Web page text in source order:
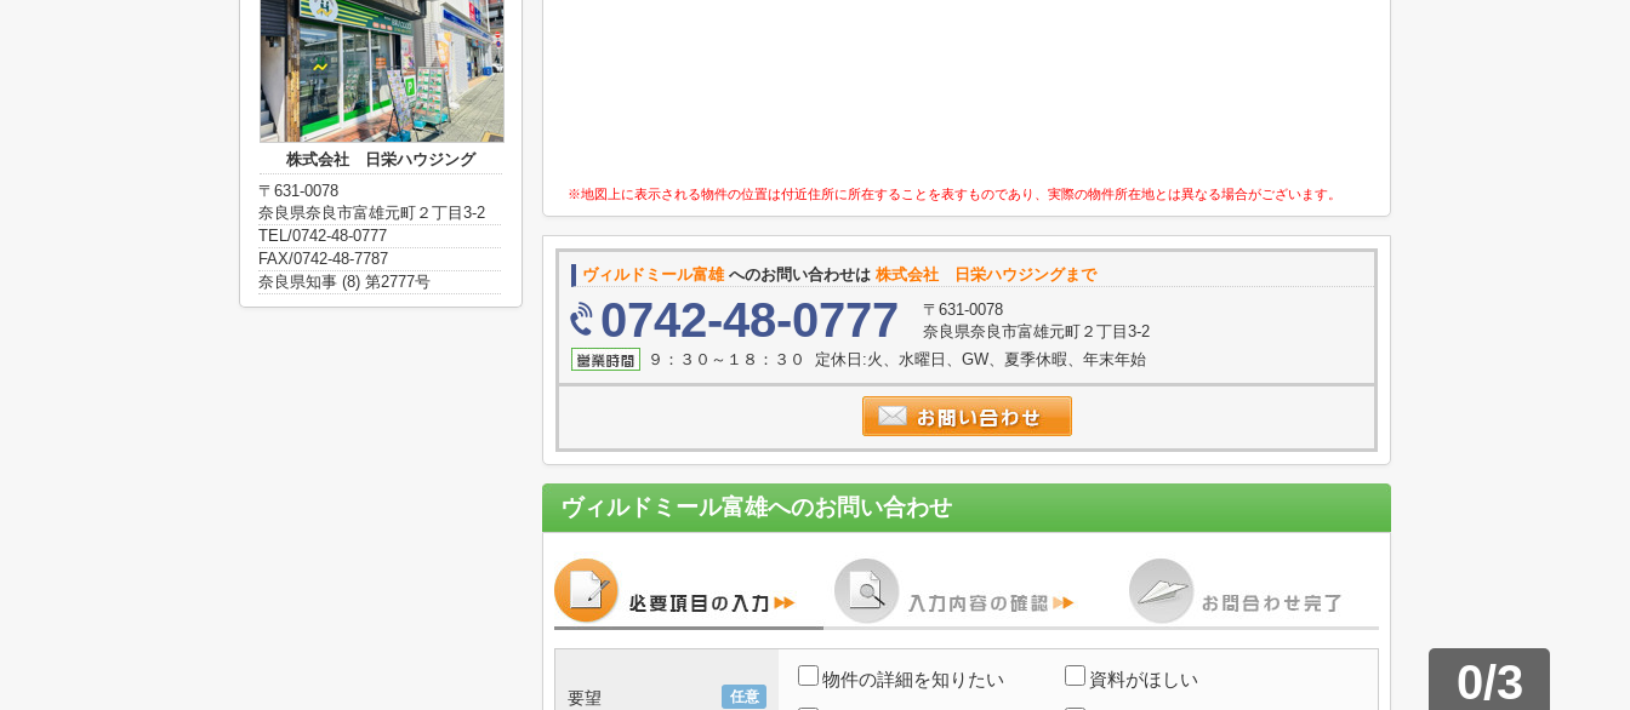
※地図上に表示される物件の位置は付近住所に所在することを表すものであり、実際の物件所在地とは異なる場合がございます。
ヴィルドミール富雄へのお問い合わせは 株式会社 日栄ハウジングまで
0742-48-0777
〒631-0078
奈良県奈良市富雄元町２丁目3-2
９：３０～１８：３０ 定休日:火、水曜日、GW、夏季休暇、年末年始
ヴィルドミール富雄へのお問い合わせ
0/3
任意
要望
物件の詳細を知りたい 資料がほしい
株式会社 日栄ハウジング
〒631-0078
奈良県奈良市富雄元町２丁目3-2
TEL/0742-48-0777
FAX/0742-48-7787
奈良県知事 (8) 第2777号